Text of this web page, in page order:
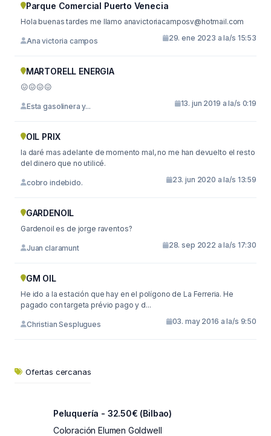
Parque Comercial Puerto Venecia
Hola buenas tardes me llamo anavictoriacamposv@hotmail.com
Ana victoria campos 29. ene 2023 a la/s 15:53
MARTORELL ENERGIA
😖😖😖😖
Esta gasolinera y... 13. jun 2019 a la/s 0:19
OIL PRIX
la daré mas adelante de momento mal, no me han devuelto el resto
del dinero que no utilicé.
cobro indebido. 23. jun 2020 a la/s 13:59
GARDENOIL
Gardenoil es de jorge raventos?
Juan claramunt 28. sep 2022 a la/s 17:30
GM OIL
He ido a la estación que hay en el polígono de La Ferreria. He
pagado con targeta prévio pago y d...
Christian Sesplugues 03. may 2016 a la/s 9:50
Ofertas cercanas
Peluquería - 32.50€ (Bilbao)
Coloración Elumen Goldwell